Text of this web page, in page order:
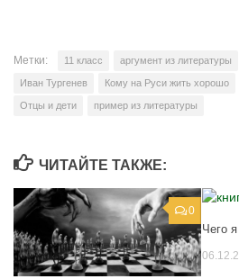
Метки: 11 класс аргумент из литературы
Иван Тургенев Кому на Руси жить хорошо
Отцы и дети пример из литературы
ЧИТАЙТЕ ТАКЖЕ:
0
Чего